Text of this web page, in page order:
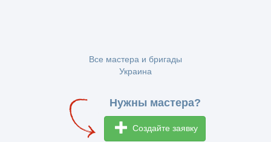
Все мастера и бригады
Украина
Нужны мастера?
Создайте заявку